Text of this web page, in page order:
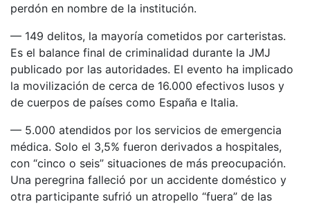
perdón en nombre de la institución.
— 149 delitos, la mayoría cometidos por carteristas.
Es el balance final de criminalidad durante la JMJ
publicado por las autoridades. El evento ha implicado
la movilización de cerca de 16.000 efectivos lusos y
de cuerpos de países como España e Italia.
— 5.000 atendidos por los servicios de emergencia
médica. Solo el 3,5% fueron derivados a hospitales,
con “cinco o seis” situaciones de más preocupación.
Una peregrina falleció por un accidente doméstico y
otra participante sufrió un atropello “fuera” de las